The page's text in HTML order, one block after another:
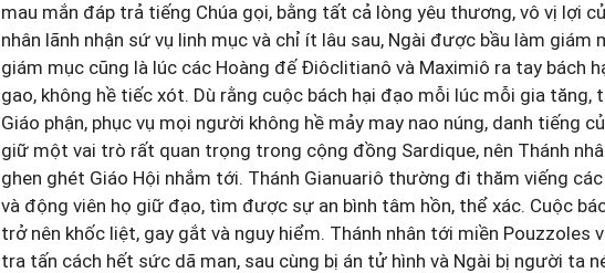
mau mắn đáp trả tiếng Chúa gọi, bằng tất cả lòng yêu thương, vô vị lợi
nhân lãnh nhận sứ vụ linh mục và chỉ ít lâu sau, Ngài được bầu làm giám
giám mục cũng là lúc các Hoàng đế Ðiôclitianô và Maximiô ra tay bách
gao, không hề tiếc xót. Dù rằng cuộc bách hại đạo mỗi lúc mỗi gia tăng,
Giáo phận, phục vụ mọi người không hề mảy may nao núng, danh tiếng
giữ một vai trò rất quan trọng trong cộng đồng Sardique, nên Thánh
ghen ghét Giáo Hội nhắm tới. Thánh Gianuariô thường đi thăm viếng
và động viên họ giữ đạo, tìm được sự an bình tâm hồn, thể xác. Cuộc
trở nên khốc liệt, gay gắt và nguy hiểm. Thánh nhân tới miền Pouzzoles
tra tấn cách hết sức dã man, sau cùng bị án tử hình và Ngài bị người ta